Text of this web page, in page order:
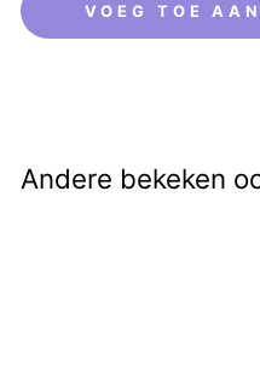
VOEG TOE
Andere bekeken